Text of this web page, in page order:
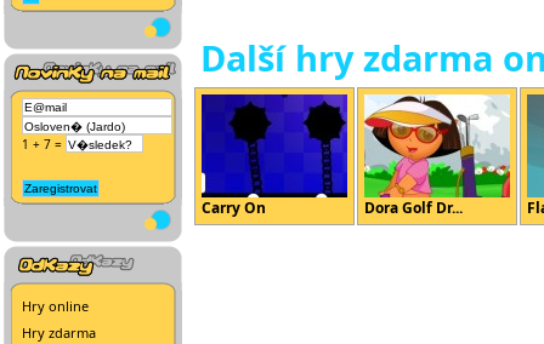
1 + 7 =
Hry online
Hry zdarma
Další hry zdarma
Carry On Dora Golf Dr...